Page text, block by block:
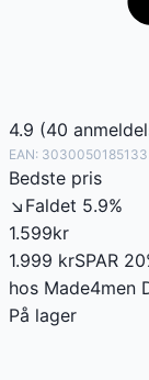
4.9 (40
EAN: 3030050185133
Bedste pris
↘ Faldet 5.9%
1.599kr
1.999 krSPAR 20
hos Made4men
På lager